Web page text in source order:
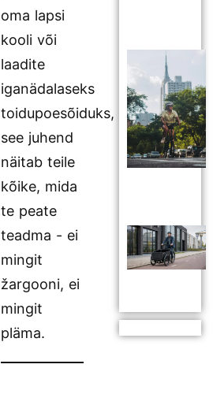
oma lapsi
kooli või
laadite
iganädalaseks
toidupoesõiduks,
see juhend
näitab teile
kõike, mida
te peate
teadma - ei
mingit
žargooni, ei
mingit
pläma.